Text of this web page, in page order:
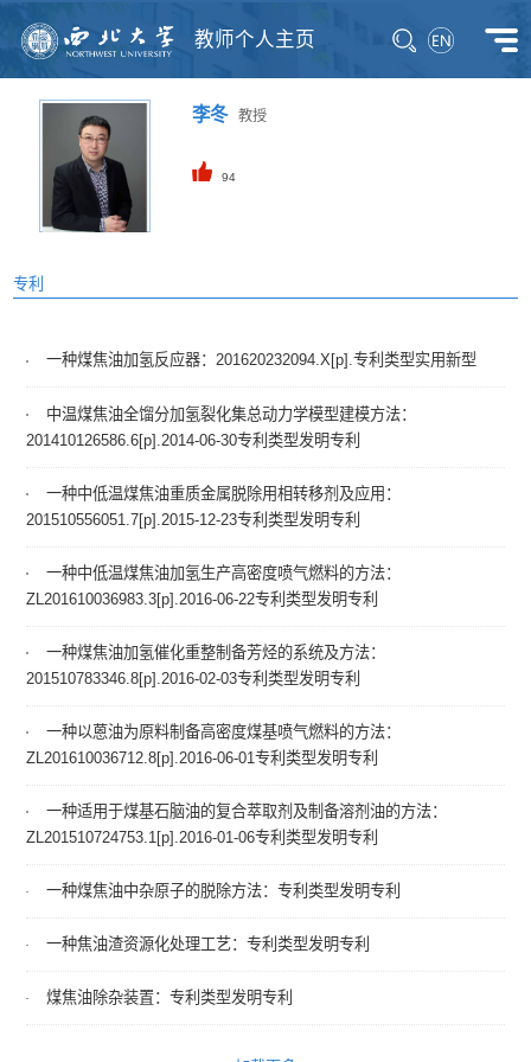
教师个人主页
李冬教授
94
专利
一种煤焦油加氢反应器：201620232094.X[p].专利类型实用新型
中温煤焦油全馏分加氢裂化集总动力学模型建模方法：
201410126586.6[p].2014-06-30专利类型发明专利
一种中低温煤焦油重质金属脱除用相转移剂及应用：
201510556051.7[p].2015-12-23专利类型发明专利
一种中低温煤焦油加氢生产高密度喷气燃料的方法：
ZL201610036983.3[p].2016-06-22专利类型发明专利
一种煤焦油加氢催化重整制备芳烃的系统及方法：
201510783346.8[p].2016-02-03专利类型发明专利
一种以蒽油为原料制备高密度煤基喷气燃料的方法：
ZL201610036712.8[p].2016-06-01专利类型发明专利
一种适用于煤基石脑油的复合萃取剂及制备溶剂油的方法：
ZL201510724753.1[p].2016-01-06专利类型发明专利
一种煤焦油中杂原子的脱除方法：专利类型发明专利
一种焦油渣资源化处理工艺：专利类型发明专利
煤焦油除杂装置：专利类型发明专利